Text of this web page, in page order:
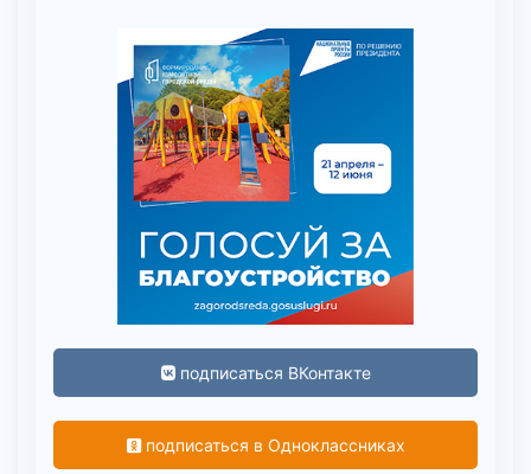
подписаться ВКонтакте
подписаться в Одноклассниках